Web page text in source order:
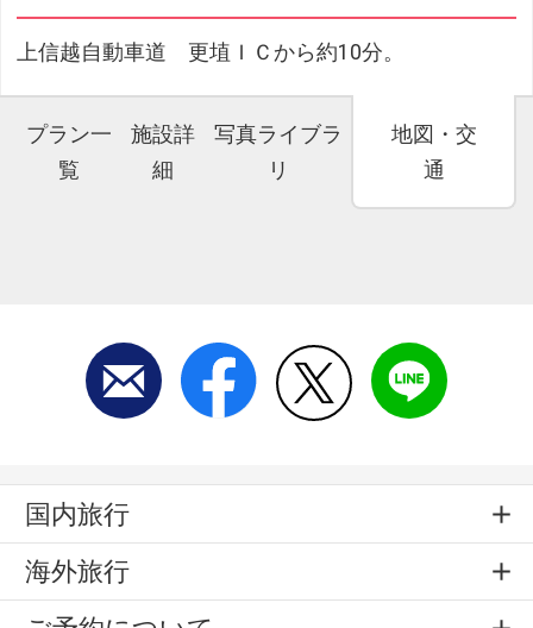
上信越自動車道 更埴ＩＣから約10分。
プラン一
覧
施設詳
細
写真ライブラ
リ
地図・交
通
国内旅行
海外旅行